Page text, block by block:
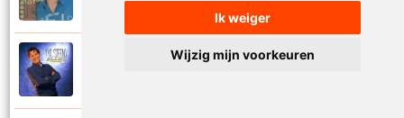
Ik weiger
Wijzig mijn voorkeuren